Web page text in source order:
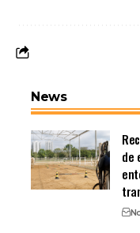
News
de